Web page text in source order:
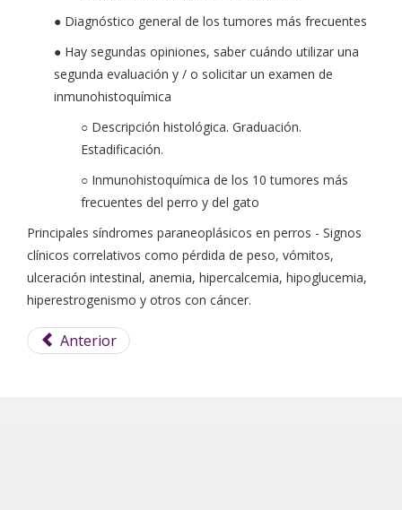
● Diagnóstico general de los tumores más frecuentes
● Hay segundas opiniones, saber cuándo utilizar una
segunda evaluación y / o solicitar un examen de
inmunohistoquímica
○ Descripción histológica. Graduación.
Estadificación.
○ Inmunohistoquímica de los 10 tumores más
frecuentes del perro y del gato
Principales síndromes paraneoplásicos en perros - Signos
clínicos correlativos como pérdida de peso, vómitos,
ulceración intestinal, anemia, hipercalcemia, hipoglucemia,
hiperestrogenismo y otros con cáncer.
Anterior